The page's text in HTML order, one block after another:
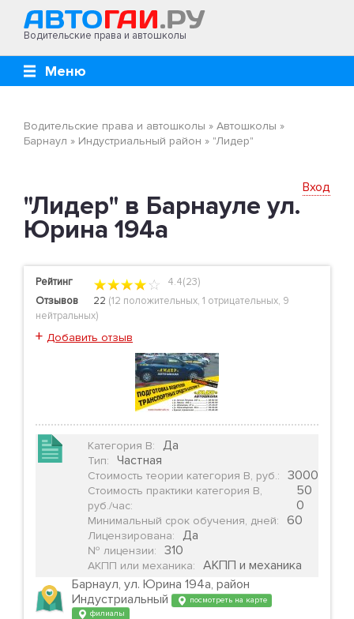
Водительские права и автошколы
Меню
Водительские права и автошколы » Автошколы »
Барнаул » Индустриальный район » "Лидер"
Вход
"Лидер" в Барнауле ул.
Юрина 194а
Рейтинг
4.4(23)
Отзывов
22 (12 положительных, 1 отрицательных, 9
нейтральных)
+ Добавить отзыв
Категория B: Да
Тип: Частная
Стоимость теории категория B, руб.: 3000
Стоимость практики категория B,
руб./час:
50
0
Минимальный срок обучения, дней: 60
Лицензирована: Да
№ лицензии: 310
АКПП или механика:
АКПП и механика
Барнаул, ул. Юрина 194а, район
Индустриальный
посмотреть на карте
филиалы